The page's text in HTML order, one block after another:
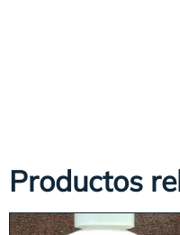
Productos